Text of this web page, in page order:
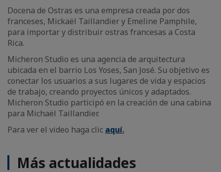
Docena de Ostras es una empresa creada por dos
franceses, Mickaël Taillandier y Emeline Pamphile,
para importar y distribuir ostras francesas a Costa
Rica.
Micheron Studio es una agencia de arquitectura
ubicada en el barrio Los Yoses, San José. Su objetivo es
conectar los usuarios a sus lugares de vida y espacios
de trabajo, creando proyectos únicos y adaptados.
Micheron Studio participó en la creación de una cabina
para Michaël Taillandier.
Para ver el video haga clic aquí.
Más actualidades